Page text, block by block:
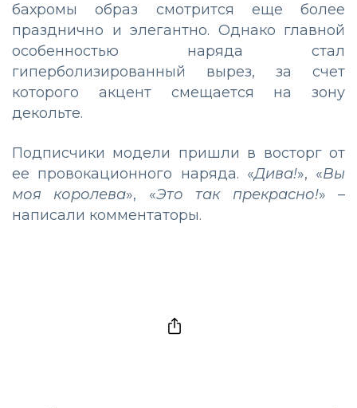
бахромы образ смотрится еще более
празднично и элегантно. Однако главной
особенностью наряда стал
гиперболизированный вырез, за счет
которого акцент смещается на зону
декольте.
Подписчики модели пришли в восторг от
ее провокационного наряда. «Дива!», «Вы
моя королева», «Это так прекрасно!» –
написали комментаторы.